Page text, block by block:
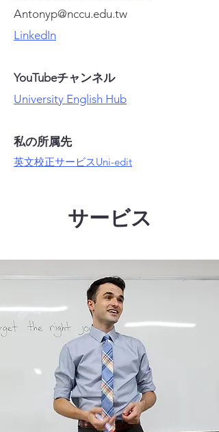
Antonyp@nccu.edu.tw
LinkedIn
YouTubeチャンネル
University English Hub
私の所属先
英文校正サービスUni-edit
サービス